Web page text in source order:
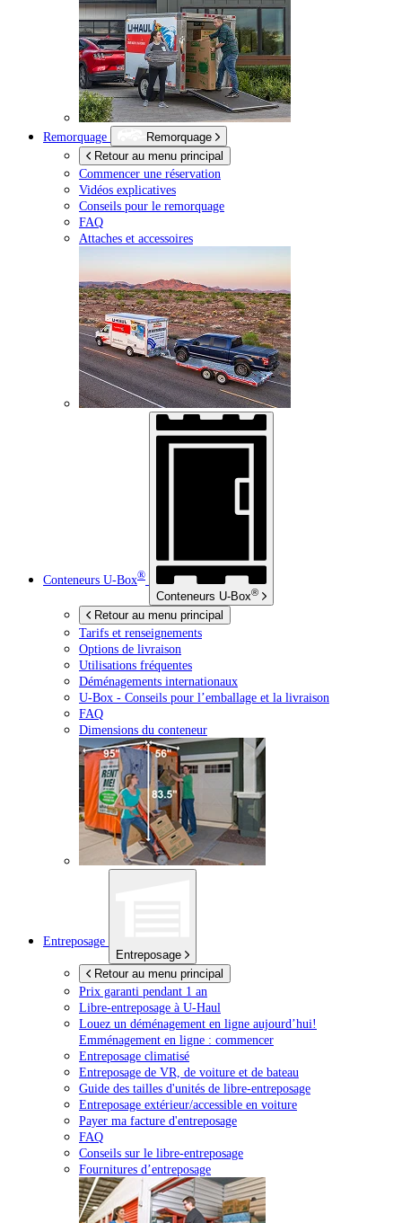
Remorquage
Remorquage
Retour au menu principal
Commencer une réservation
Vidéos explicatives
Conseils pour le remorquage
FAQ
Attaches et accessoires
Conteneurs U-Box®
Conteneurs U-Box®
Retour au menu principal
Tarifs et renseignements
Options de livraison
Utilisations fréquentes
Déménagements internationaux
U-Box - Conseils pour l’emballage et la livraison
FAQ
Dimensions du conteneur
Entreposage
Entreposage
Retour au menu principal
Prix garanti pendant 1 an
Libre-entreposage à U-Haul
Louez un déménagement en ligne aujourd’hui!
Emménagement en ligne : commencer
Entreposage climatisé
Entreposage de VR, de voiture et de bateau
Guide des tailles d'unités de libre-entreposage
Entreposage extérieur/accessible en voiture
Payer ma facture d'entreposage
FAQ
Conseils sur le libre-entreposage
Fournitures d’entreposage